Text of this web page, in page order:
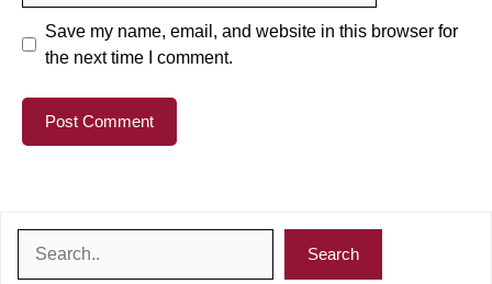
Save my name, email, and website in this browser for
the next time I comment.
Search